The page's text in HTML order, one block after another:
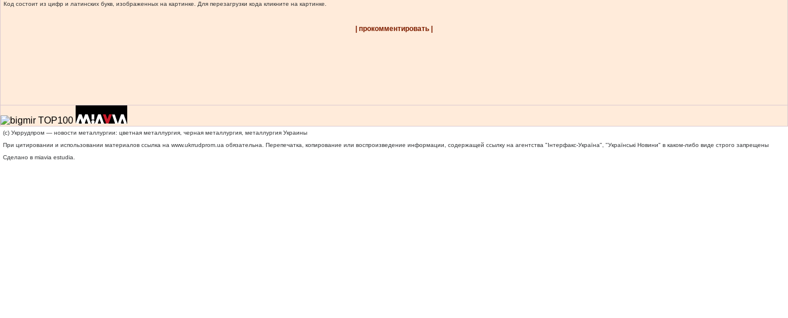
Код состоит из цифр и латинских букв, изображенных на картинке. Для перезагрузки кода кликните на картинке.
| прокомментировать |
(c) Укррудпром — новости металлургии: цветная металлургия, черная металлургия, металлургия Украины
При цитировании и использовании материалов ссылка на www.ukrrudprom.ua обязательна. Перепечатка, копирование или воспроизведение информации, содержащей ссылку на агентства "Iнтерфакс-Україна", "Українськi Новини" в каком-либо виде строго запрещены
Сделано в miavia estudia.